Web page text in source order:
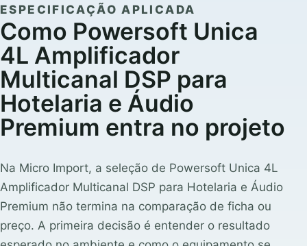
ESPECIFICAÇÃO APLICADA
Como Powersoft Unica
4L Amplificador
Multicanal DSP para
Hotelaria e Áudio
Premium entra no projeto
Na Micro Import, a seleção de Powersoft Unica 4L
Amplificador Multicanal DSP para Hotelaria e Áudio
Premium não termina na comparação de ficha ou
preço. A primeira decisão é entender o resultado